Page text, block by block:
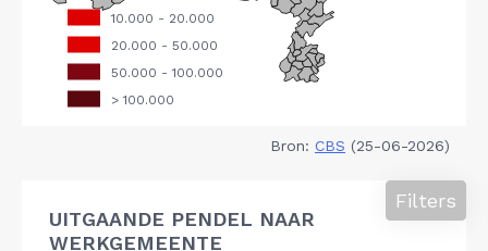
Bron: CBS (25-06-2026)
UITGAANDE PENDEL NAAR
WERKGEMEENTE
Filters